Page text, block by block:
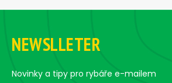
KS,
69
Z
NEWSLLETER
Novinky a tipy pro rybáře e-mailem